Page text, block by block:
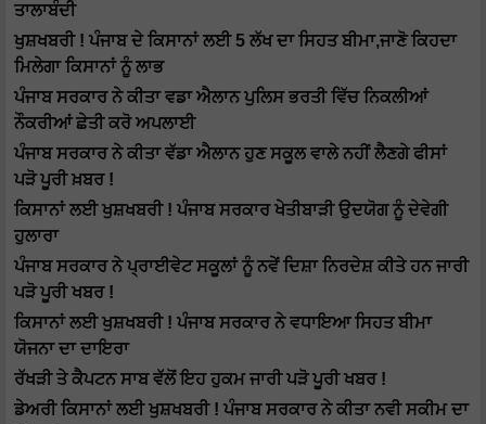
ਤਾਲਾਬੰਦੀ
ਖੁਸ਼ਖਬਰੀ ! ਪੰਜਾਬ ਦੇ ਕਿਸਾਨਾਂ ਲਈ 5 ਲੱਖ ਦਾ ਸਿਹਤ ਬੀਮਾ,ਜਾਣੋ ਕਿਹਦਾ
ਮਿਲੇਗਾ ਕਿਸਾਨਾਂ ਨੂੰ ਲਾਭ
ਪੰਜਾਬ ਸਰਕਾਰ ਨੇ ਕੀਤਾ ਵਡਾ ਐਲਾਨ ਪੁਲਿਸ ਭਰਤੀ ਵਿੱਚ ਨਿਕਲੀਆਂ
ਨੌਕਰੀਆਂ ਛੇਤੀ ਕਰੋ ਅਪਲਾਈ
ਪੰਜਾਬ ਸਰਕਾਰ ਨੇ ਕੀਤਾ ਵੱਡਾ ਐਲਾਨ ਹੁਣ ਸਕੂਲ ਵਾਲੇ ਨਹੀਂ ਲੈਣਗੇ ਫੀਸਾਂ
ਪੜੋ ਪੂਰੀ ਖ਼ਬਰ !
ਕਿਸਾਨਾਂ ਲਈ ਖੁਸ਼ਖਬਰੀ ! ਪੰਜਾਬ ਸਰਕਾਰ ਖੇਤੀਬਾੜੀ ਉਦਯੋਗ ਨੂੰ ਦੇਵੇਗੀ
ਹੁਲਾਰਾ
ਪੰਜਾਬ ਸਰਕਾਰ ਨੇ ਪ੍ਰਾਈਵੇਟ ਸਕੂਲਾਂ ਨੂੰ ਨਵੇਂ ਦਿਸ਼ਾ ਨਿਰਦੇਸ਼ ਕੀਤੇ ਹਨ ਜਾਰੀ
ਪੜੋ ਪੂਰੀ ਖਬਰ !
ਕਿਸਾਨਾਂ ਲਈ ਖੁਸ਼ਖਬਰੀ ! ਪੰਜਾਬ ਸਰਕਾਰ ਨੇ ਵਧਾਇਆ ਸਿਹਤ ਬੀਮਾ
ਯੋਜਨਾ ਦਾ ਦਾਇਰਾ
ਰੱਖੜੀ ਤੇ ਕੈਪਟਨ ਸਾਬ ਵੱਲੋਂ ਇਹ ਹੁਕਮ ਜਾਰੀ ਪੜੋ ਪੂਰੀ ਖਬਰ !
ਡੇਅਰੀ ਕਿਸਾਨਾਂ ਲਈ ਖੁਸ਼ਖਬਰੀ ! ਪੰਜਾਬ ਸਰਕਾਰ ਨੇ ਕੀਤਾ ਨਵੀ ਸਕੀਮ ਦਾ